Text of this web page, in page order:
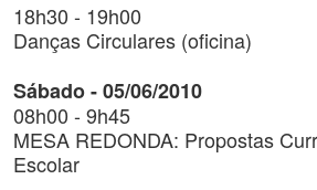
18h30 - 19h00
Danças Circulares (oficina)
Sábado - 05/06/2010
08h00 - 9h45
MESA REDONDA: Propostas
Escolar